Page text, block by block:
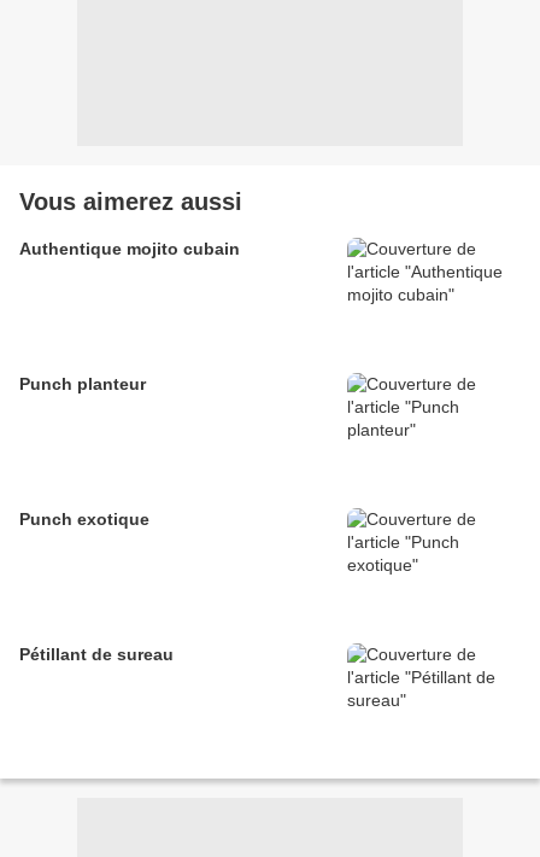
Vous aimerez aussi
Authentique mojito cubain
Punch planteur
Punch exotique
Pétillant de sureau